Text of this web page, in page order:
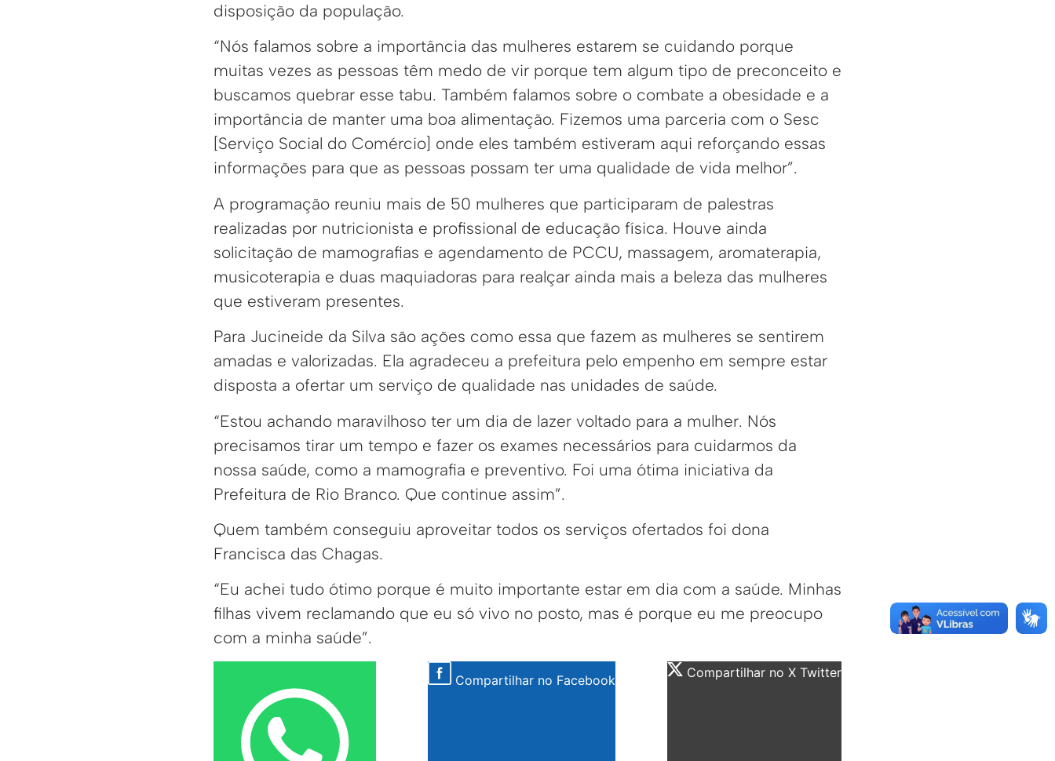
disposição da população.
“Nós falamos sobre a importância das mulheres estarem se cuidando porque
muitas vezes as pessoas têm medo de vir porque tem algum tipo de preconceito e
buscamos quebrar esse tabu. Também falamos sobre o combate a obesidade e a
importância de manter uma boa alimentação. Fizemos uma parceria com o Sesc
[Serviço Social do Comércio] onde eles também estiveram aqui reforçando essas
informações para que as pessoas possam ter uma qualidade de vida melhor”.
A programação reuniu mais de 50 mulheres que participaram de palestras
realizadas por nutricionista e profissional de educação física. Houve ainda
solicitação de mamografias e agendamento de PCCU, massagem, aromaterapia,
musicoterapia e duas maquiadoras para realçar ainda mais a beleza das mulheres
que estiveram presentes.
Para Jucineide da Silva são ações como essa que fazem as mulheres se sentirem
amadas e valorizadas. Ela agradeceu a prefeitura pelo empenho em sempre estar
disposta a ofertar um serviço de qualidade nas unidades de saúde.
“Estou achando maravilhoso ter um dia de lazer voltado para a mulher. Nós
precisamos tirar um tempo e fazer os exames necessários para cuidarmos da
nossa saúde, como a mamografia e preventivo. Foi uma ótima iniciativa da
Prefeitura de Rio Branco. Que continue assim”.
Quem também conseguiu aproveitar todos os serviços ofertados foi dona
Francisca das Chagas.
“Eu achei tudo ótimo porque é muito importante estar em dia com a saúde. Minhas
filhas vivem reclamando que eu só vivo no posto, mas é porque eu me preocupo
com a minha saúde”.
Compartilhar no Facebook Compartilhar no X Twitter